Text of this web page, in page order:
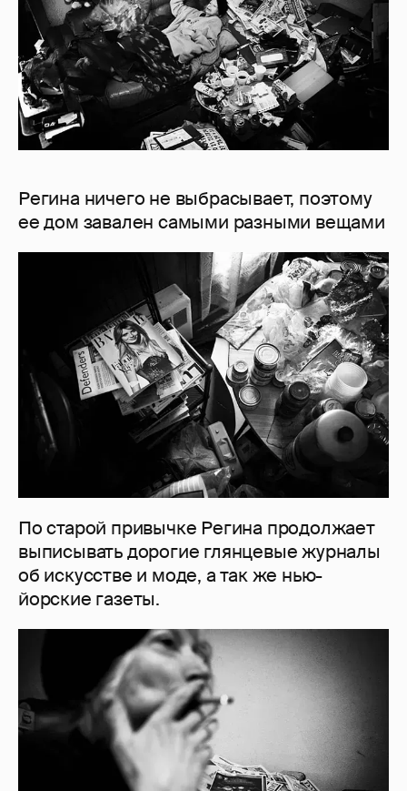
Регина ничего не выбрасывает, поэтому
ее дом завален самыми разными вещами
По старой привычке Регина продолжает
выписывать дорогие глянцевые журналы
об искусстве и моде, а так же нью-
йорские газеты.